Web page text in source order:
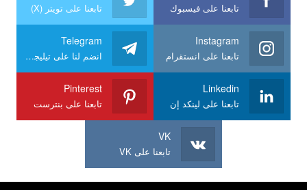
تابعنا على فيسبوك تابعنا على تويتر (X)
Instagram
تابعنا على انستقرام
Telegram
انضم لنا على تيليجرام
Linkedin
تابعنا على لينكد إن
Pinterest
تابعنا على بنترست
VK
تابعنا على VK